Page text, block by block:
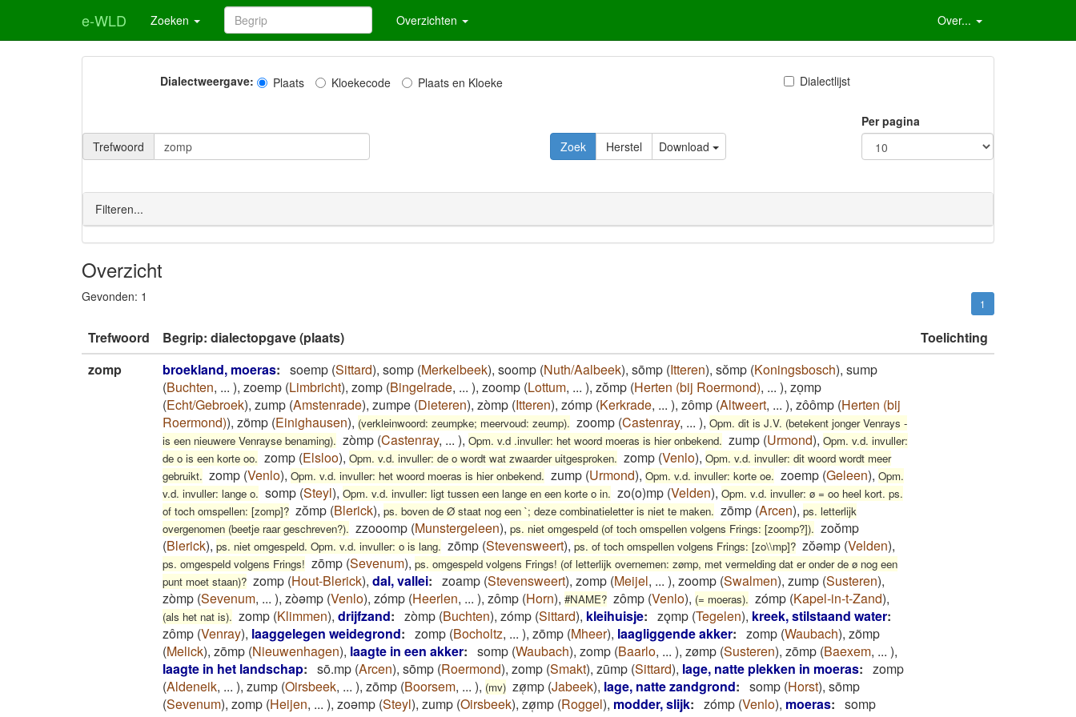
e-WLD Zoeken Overzichten Over...
Dialectweergave: Plaats Kloekecode Plaats en Kloeke Dialectlijst
Trefwoord Download
Per pagina
Filteren...
Overzicht
Gevonden: 1 1
Trefwoord Begrip: dialectopgave (plaats)
Toelichting
zomp
broekland, moeras: soemp (Sittard), somp (Merkelbeek), soomp (Nuth/Aalbeek), sōmp (Itteren), sŏmp (Koningsbosch), sump
(Buchten, ... ), zoemp (Limbricht), zomp (Bingelrade, ... ), zoomp (Lottum, ... ), zŏmp (Herten (bij Roermond), ... ), zoͅmp
(Echt/Gebroek), zump (Amstenrade), zumpe (Dieteren), zòmp (Itteren), zómp (Kerkrade, ... ), zômp (Altweert, ... ), zôômp (Herten (bij
Roermond)), zömp (Einighausen), (verkleinwoord: zeumpke; meervoud: zeump). zoomp (Castenray, ... ), Opm. dit is J.V. (betekent jonger Venrays -
is een nieuwere Venrayse benaming). zòmp (Castenray, ... ), Opm. v.d .invuller: het woord moeras is hier onbekend. zump (Urmond), Opm. v.d. invuller:
de o is een korte oo. zomp (Elsloo), Opm. v.d. invuller: de o wordt wat zwaarder uitgesproken. zomp (Venlo), Opm. v.d. invuller: dit woord wordt meer
gebruikt. zomp (Venlo), Opm. v.d. invuller: het woord moeras is hier onbekend. zump (Urmond), Opm. v.d. invuller: korte oe. zoemp (Geleen), Opm.
v.d. invuller: lange o. somp (Steyl), Opm. v.d. invuller: ligt tussen een lange en een korte o in. zo(o)mp (Velden), Opm. v.d. invuller: ø = oo heel kort. ps.
of toch omspellen: [zomp]? zŏmp (Blerick), ps. boven de Ø staat nog een `; deze combinatieletter is niet te maken. zōmp (Arcen), ps. letterlijk
overgenomen (beetje raar geschreven?). zzooomp (Munstergeleen), ps. niet omgespeld (of toch omspellen volgens Frings: [zoomp?]). zoŏmp
(Blerick), ps. niet omgespeld. Opm. v.d. invuller: o is lang. zōmp (Stevensweert), ps. of toch omspellen volgens Frings: [zo\\mp]? zŏəmp (Velden),
ps. omgespeld volgens Frings! zōmp (Sevenum), ps. omgespeld volgens Frings! (of letterlijk overnemen: zømp, met vermelding dat er onder de ø nog een
punt moet staan)? zomp (Hout-Blerick), dal, vallei: zoamp (Stevensweert), zomp (Meijel, ... ), zoomp (Swalmen), zump (Susteren),
zòmp (Sevenum, ... ), zòəmp (Venlo), zómp (Heerlen, ... ), zômp (Horn), #NAME? zômp (Venlo), (= moeras). zómp (Kapel-in-t-Zand),
(als het nat is). zomp (Klimmen), drijfzand: zòmp (Buchten), zómp (Sittard), kleihuisje: zǫmp (Tegelen), kreek, stilstaand water:
zômp (Venray), laaggelegen weidegrond: zomp (Bocholtz, ... ), zōmp (Mheer), laagliggende akker: zomp (Waubach), zõmp
(Melick), zōmp (Nieuwenhagen), laagte in een akker: somp (Waubach), zomp (Baarlo, ... ), zømp (Susteren), zōmp (Baexem, ... ),
laagte in het landschap: sō.mp (Arcen), sōmp (Roermond), zomp (Smakt), zūmp (Sittard), lage, natte plekken in moeras: zomp
(Aldeneik, ... ), zump (Oirsbeek, ... ), zōmp (Boorsem, ... ), (mv) zø̜mp (Jabeek), lage, natte zandgrond: somp (Horst), sōmp
(Sevenum), zomp (Heijen, ... ), zoǝmp (Steyl), zump (Oirsbeek), zø̜mp (Roggel), modder, slijk: zómp (Venlo), moeras: somp